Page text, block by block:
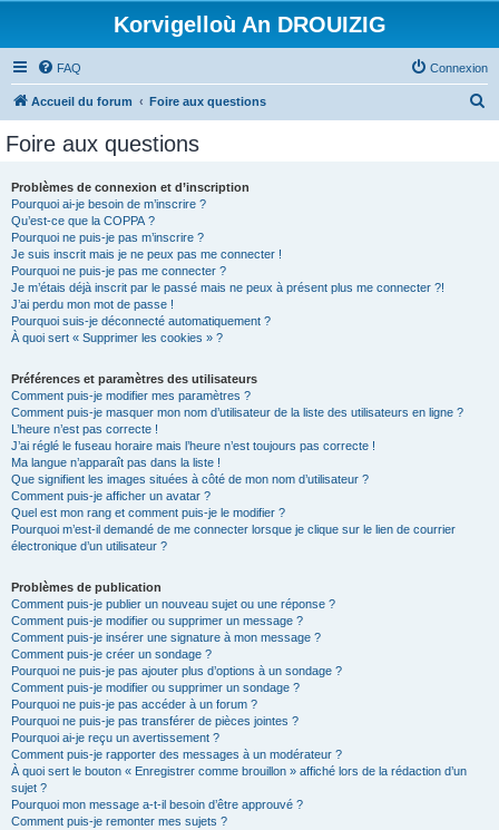
Korvigelloù An DROUIZIG
FAQ Connexion
Accueil du forum Foire aux questions
Foire aux questions
Problèmes de connexion et d’inscription
Pourquoi ai-je besoin de m’inscrire ?
Qu’est-ce que la COPPA ?
Pourquoi ne puis-je pas m’inscrire ?
Je suis inscrit mais je ne peux pas me connecter !
Pourquoi ne puis-je pas me connecter ?
Je m’étais déjà inscrit par le passé mais ne peux à présent plus me connecter ?!
J’ai perdu mon mot de passe !
Pourquoi suis-je déconnecté automatiquement ?
À quoi sert « Supprimer les cookies » ?
Préférences et paramètres des utilisateurs
Comment puis-je modifier mes paramètres ?
Comment puis-je masquer mon nom d’utilisateur de la liste des utilisateurs en ligne ?
L’heure n’est pas correcte !
J’ai réglé le fuseau horaire mais l’heure n’est toujours pas correcte !
Ma langue n’apparaît pas dans la liste !
Que signifient les images situées à côté de mon nom d’utilisateur ?
Comment puis-je afficher un avatar ?
Quel est mon rang et comment puis-je le modifier ?
Pourquoi m’est-il demandé de me connecter lorsque je clique sur le lien de courrier
électronique d’un utilisateur ?
Problèmes de publication
Comment puis-je publier un nouveau sujet ou une réponse ?
Comment puis-je modifier ou supprimer un message ?
Comment puis-je insérer une signature à mon message ?
Comment puis-je créer un sondage ?
Pourquoi ne puis-je pas ajouter plus d’options à un sondage ?
Comment puis-je modifier ou supprimer un sondage ?
Pourquoi ne puis-je pas accéder à un forum ?
Pourquoi ne puis-je pas transférer de pièces jointes ?
Pourquoi ai-je reçu un avertissement ?
Comment puis-je rapporter des messages à un modérateur ?
À quoi sert le bouton « Enregistrer comme brouillon » affiché lors de la rédaction d’un
sujet ?
Pourquoi mon message a-t-il besoin d’être approuvé ?
Comment puis-je remonter mes sujets ?